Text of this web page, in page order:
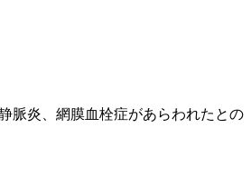
脈炎、網膜血栓症があらわれたとの